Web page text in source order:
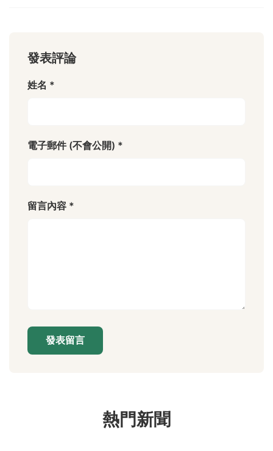
發表評論
姓名 *
電子郵件 (不會公開) *
留言內容 *
發表留言
熱門新聞